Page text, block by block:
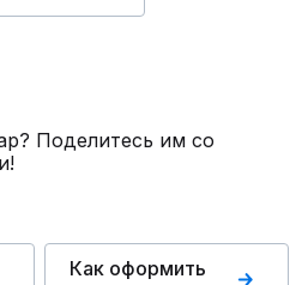
Поделитесь им со
Как оформить